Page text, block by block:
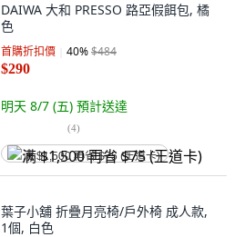
DAIWA 大和 PRESSO 路亞假餌包, 橘
色
首購折扣價 40%$484
$290
明天 8/7 (五) 預計送達
(4)
满 $1,500 再省 $75 (王道卡)
葉子小舖 折疊月亮椅/戶外椅 成人款,
1個, 白色